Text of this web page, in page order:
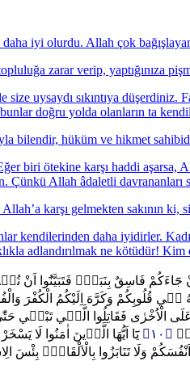
iyi olurdu. Allah çok
zarar verip, yaptığınıza
uysaydı sıkıntıya
doğru yolda olanların ta
bilendir, hüküm ve hikmet
biri ötekine karşı haddi aşarsa,
Çünkü Allah âdaletli davrananları
karşı gelmekten sakının ki,
kendilerinden daha iyidirler.
adlandırılmak ne kötüdür!
اِنْ جَٓاءَكُمْ فَاسِقٌ بِنَبَأٍ۬ فَتَبَيَّنُٓوا اَنْ
قُلُوبِكُمْ وَكَرَّهَ اِلَيْكُمُ الْكُفْرَ
عَلَى الْاُخْرٰى فَقَاتِلُوا الَّت۪ي
﴿١٠﴾
يَٓا اَيُّهَا الَّذ۪ينَ اٰمَنُوا لَا
وَلَا تَنَابَزُوا بِالْاَلْقَابِۜ